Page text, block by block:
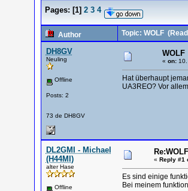
Pages: [1] 2 3 4
Author Topic: WOLF(Read
DH8GV
Neuling
Offline
Posts: 2
73 de DH8GV
WOLF
« on:10.
Hat überhaupt
UA3REO? Vor
DL2GMI - Michael
(H44MI)
alter Hase
Offline
Re:WOLF
« Reply #1
Es sind einige
Bei meinem